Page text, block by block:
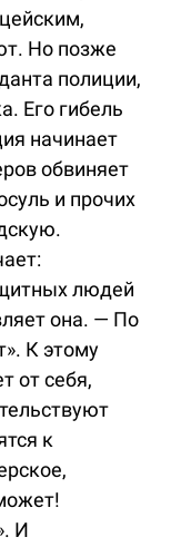
Но позже
полиции,
Его гибель
начинает
обвиняет
и прочих
людей
она. — По
К этому
от себя,
к
И